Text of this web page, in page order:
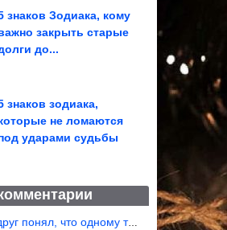
знаков Зодиака, кому
закрыть старые
до...
знаков зодиака,
не ломаются
ударами судьбы
что одному то и жить легче.